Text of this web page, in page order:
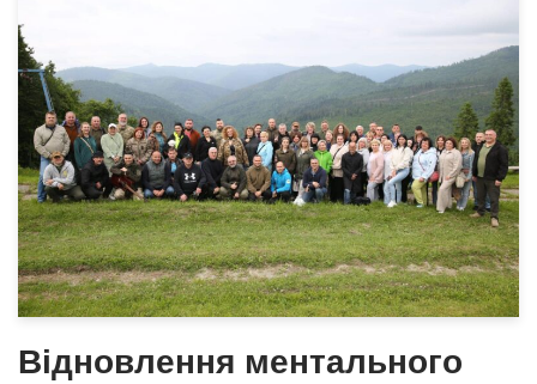
Відновлення ментального